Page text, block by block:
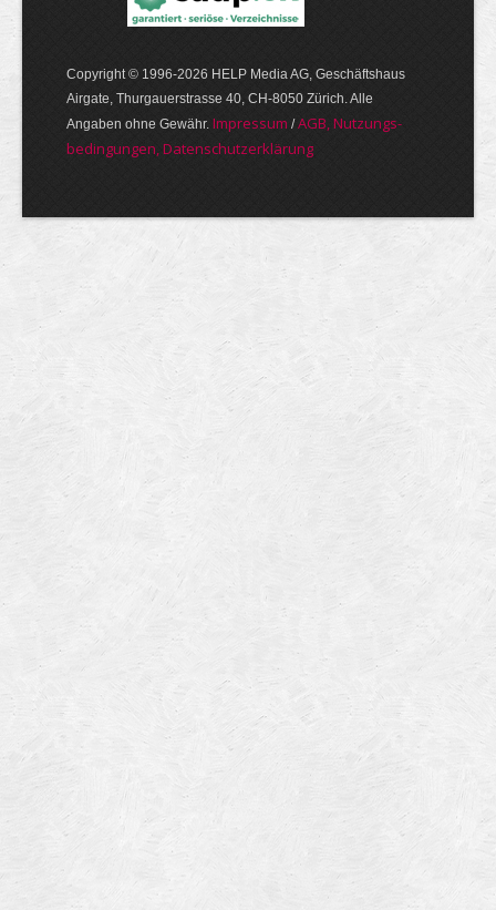
Copyright © 1996-2026 HELP Media AG, Geschäftshaus
Airgate, Thurgauer­strasse 40, CH-8050 Zürich. Alle
Angaben ohne Gewähr. Im­pres­sum /AGB, Nut­zungs­
bedin­gungen, Daten­schutz­er­klärung